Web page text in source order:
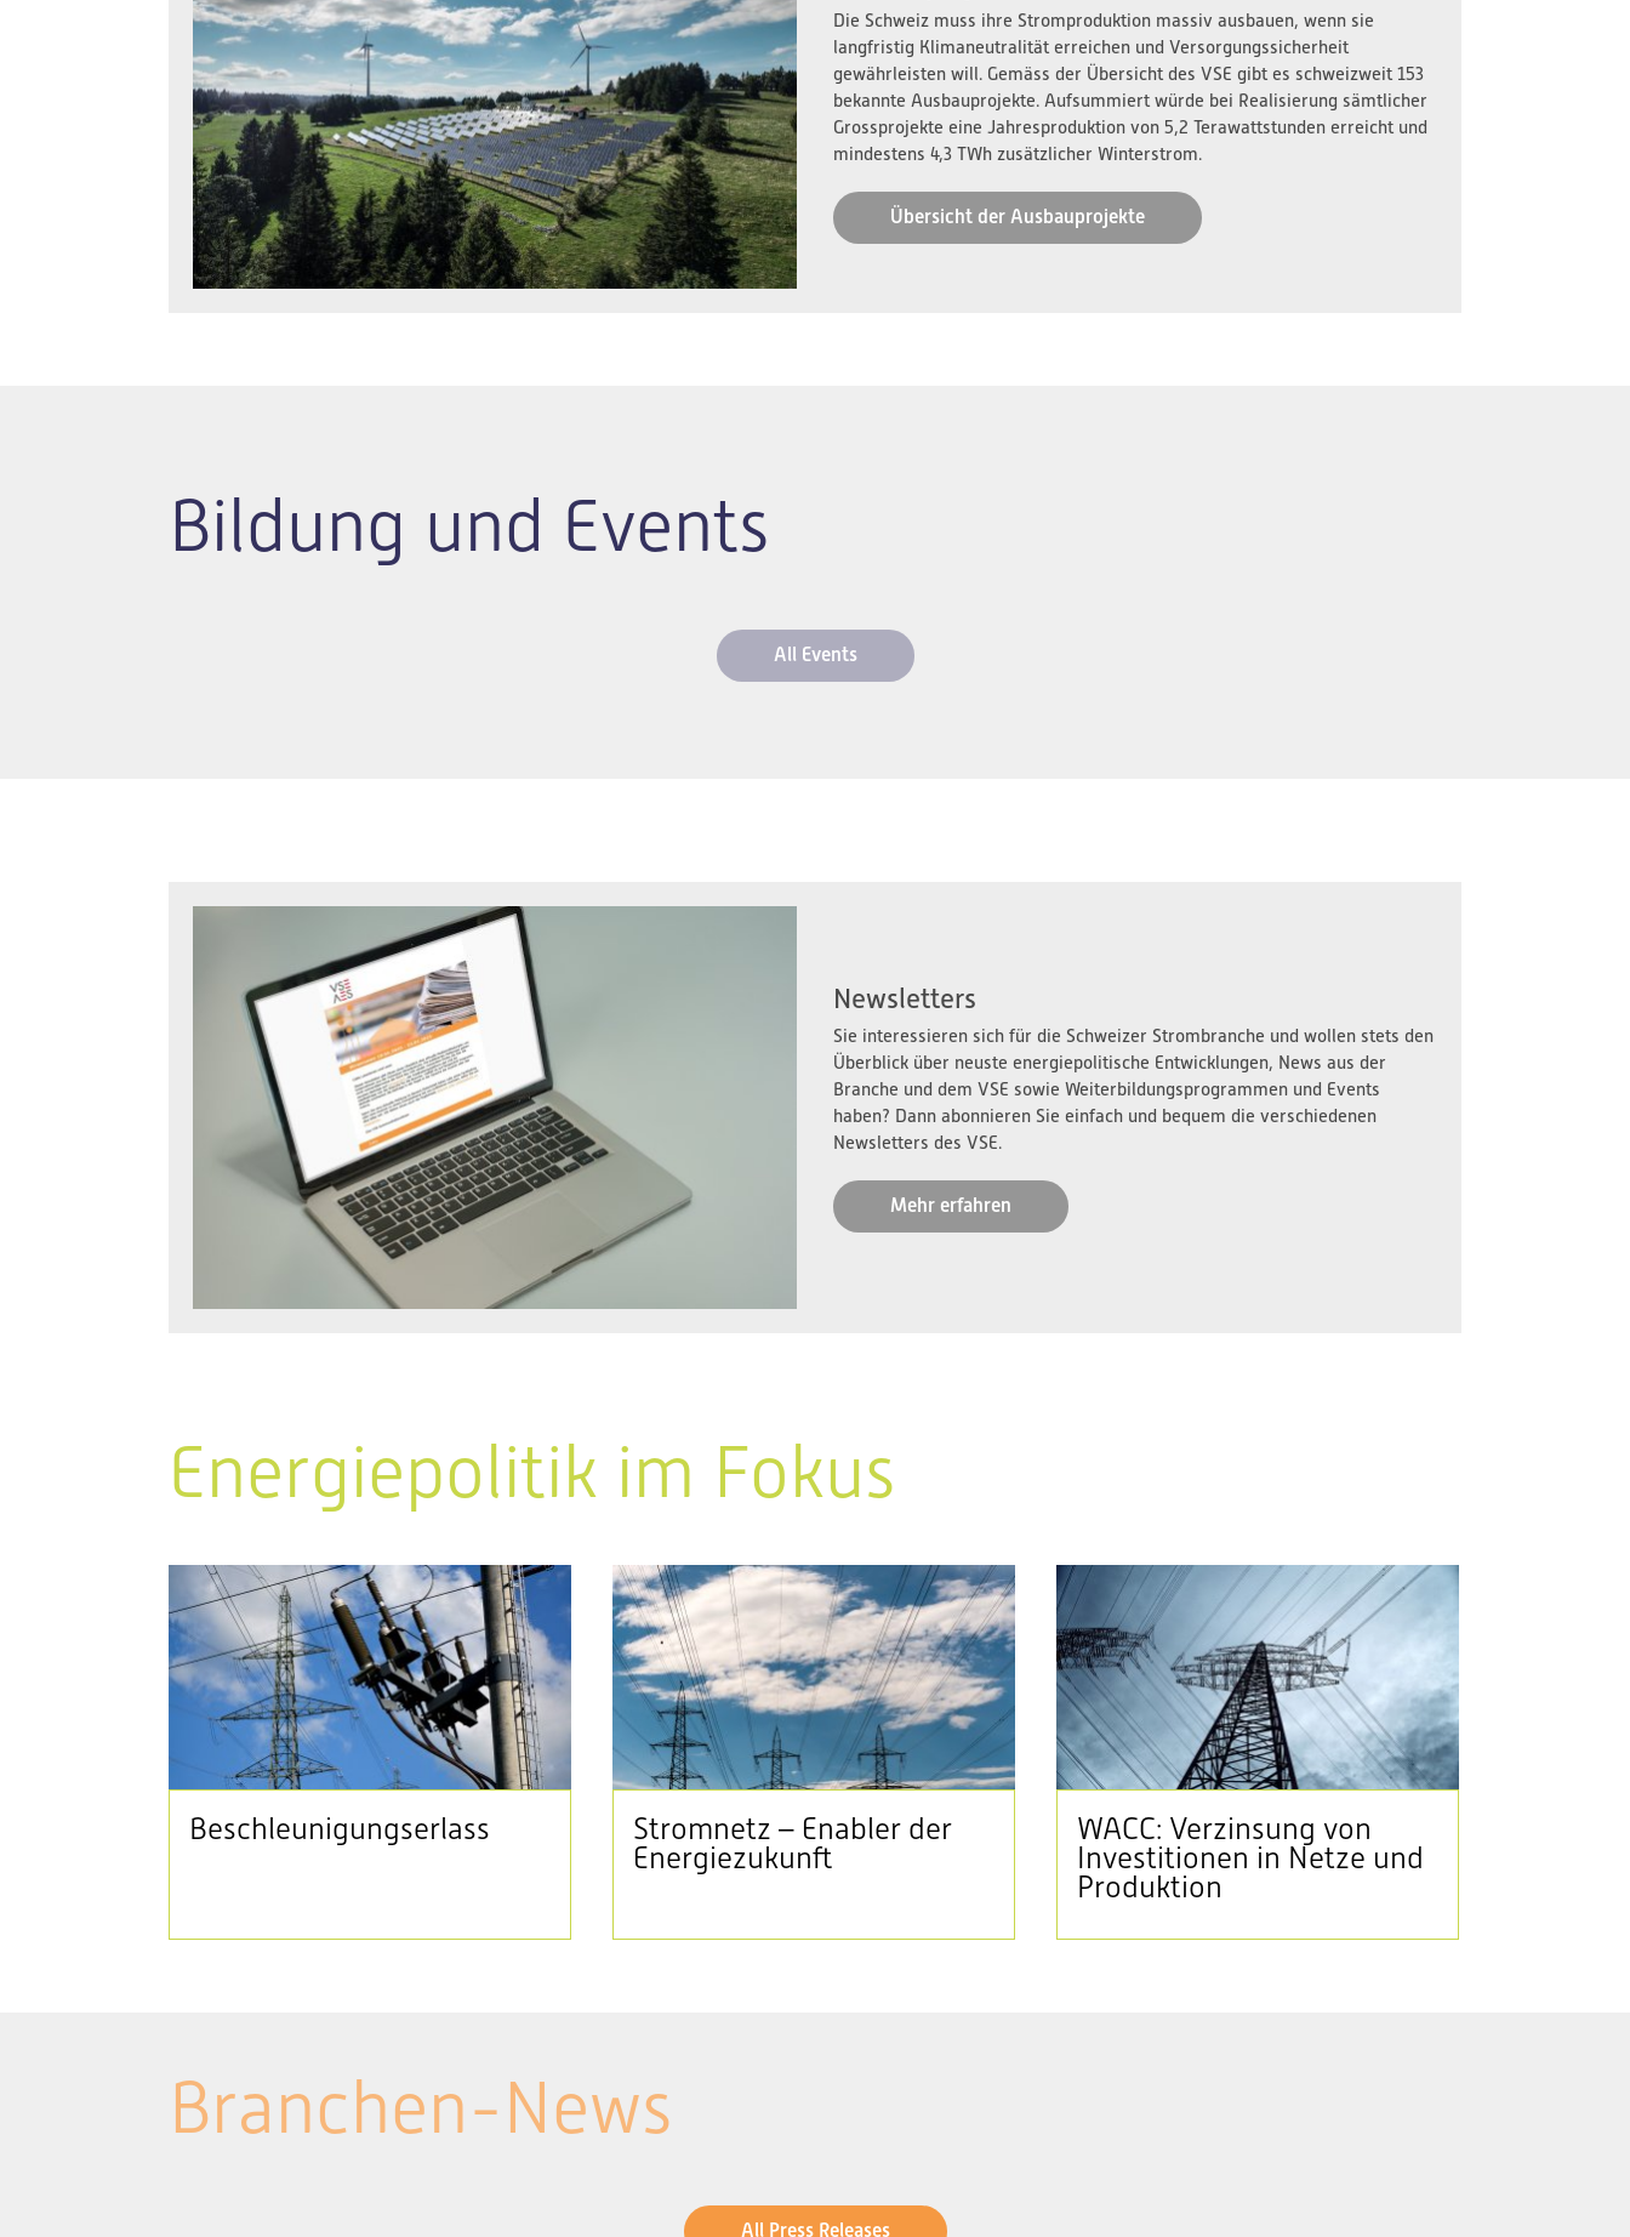
Die Schweiz muss ihre Stromproduktion massiv ausbauen, wenn sie
langfristig Klimaneutralität erreichen und Versorgungssicherheit
gewährleisten will. Gemäss der Übersicht des VSE gibt es schweizweit 153
bekannte Ausbauprojekte. Aufsummiert würde bei Realisierung sämtlicher
Grossprojekte eine Jahresproduktion von 5,2 Terawattstunden erreicht und
mindestens 4,3 TWh zusätzlicher Winterstrom.
Übersicht der Ausbauprojekte
Bildung und Events
All Events
Newsletters
Sie interessieren sich für die Schweizer Strombranche und wollen stets den
Überblick über neuste energiepolitische Entwicklungen, News aus der
Branche und dem VSE sowie Weiterbildungsprogrammen und Events
haben? Dann abonnieren Sie einfach und bequem die verschiedenen
Newsletters des VSE.
Mehr erfahren
Energiepolitik im Fokus
Beschleunigungserlass
Stromnetz – Enabler der
Energiezukunft
WACC: Verzinsung von
Investitionen in Netze und
Produktion
Branchen-News
All Press Releases